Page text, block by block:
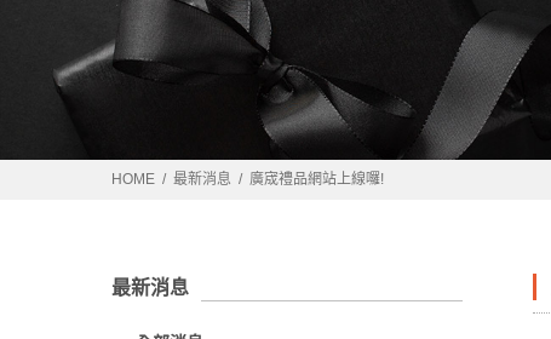
HOME 最新消息 廣宬禮品網站上線囉!
最新消息